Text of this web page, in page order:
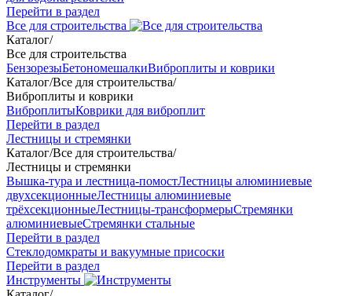
Перейти в раздел
Все для строительства
Каталог/
Все для строительства
БензорезыБетономешалкиВиброплиты и коврики
Каталог/Все для строительства/
Виброплиты и коврики
ВиброплитыКоврики для виброплит
Перейти в раздел
Лестницы и стремянки
Каталог/Все для строительства/
Лестницы и стремянки
Вышка-тура и лестница-помостЛестницы алюминиевые
двухсекционныеЛестницы алюминиевые
трёхсекционныеЛестницы-трансформерыСтремянки
алюминиевыеСтремянки стальные
Перейти в раздел
Стеклодомкраты и вакуумные присоски
Перейти в раздел
Инструменты